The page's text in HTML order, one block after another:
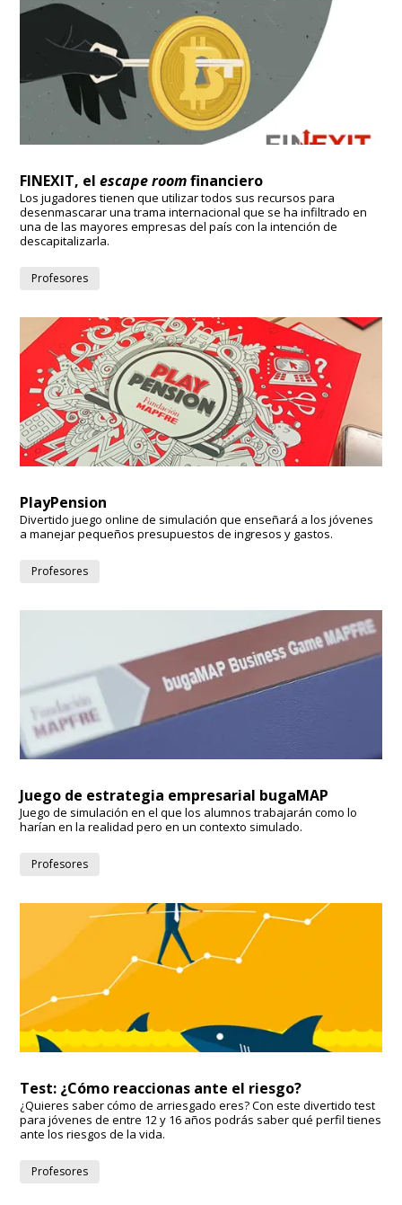
FINEXIT, elescape roomfinanciero
Los jugadores tienen que utilizar todos sus recursos para
desenmascarar una trama internacional que se ha infiltrado en
una de las mayores empresas del país con la intención de
descapitalizarla.
Profesores
PlayPension
Divertido juego online de simulación que enseñará a los jóvenes
a manejar pequeños presupuestos de ingresos y gastos.
Profesores
Juego de estrategia empresarial bugaMAP
Juego de simulación en el que los alumnos trabajarán como lo
harían en la realidad pero en un contexto simulado.
Profesores
Test: ¿Cómo reaccionas ante el riesgo?
¿Quieres saber cómo de arriesgado eres? Con este divertido test
para jóvenes de entre 12 y 16 años podrás saber qué perfil tienes
ante los riesgos de la vida.
Profesores